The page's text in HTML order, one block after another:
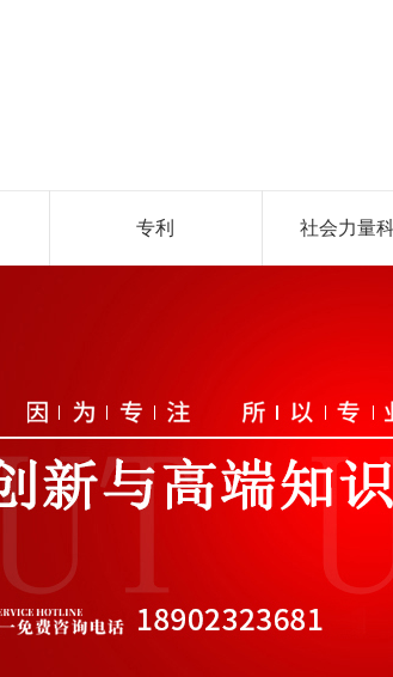
专利 社会力量